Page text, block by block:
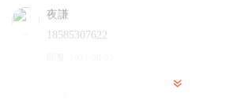
夜謙
18585307622